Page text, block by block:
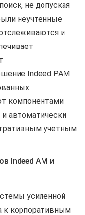
не допуская
неучтенные
и
Indeed PAM
компонентами
автоматически
учетным
Indeed AM и
усиленной
к корпоративным